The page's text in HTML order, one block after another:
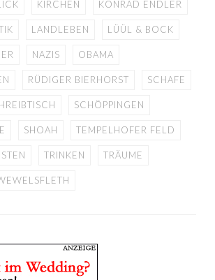
KIRCHEN KONRAD ENDLER
LANDLEBEN LÜÜL & BOCK
NAZIS OBAMA
RÜDIGER BIERHORST SCHAFE
SCHÖPPINGEN
SHOAH TEMPELHOFER FELD
TRINKEN TRÄUME